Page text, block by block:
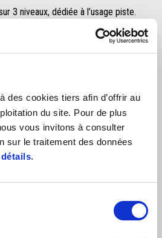
des cookies tiers afin d’offrir au
du site. Pour de plus
vous invitons à consulter
sur le traitement des données
.
3 niveaux, dédiée à l’usage piste.
la voie des stands (ou sur route).
Control (ASC)